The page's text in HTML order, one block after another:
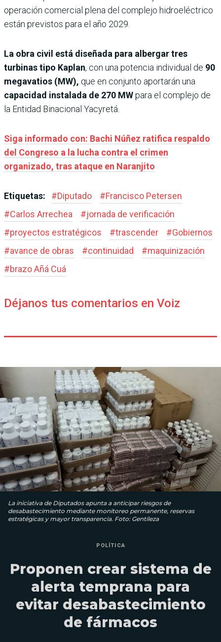
operación comercial plena del complejo hidroeléctrico
están previstos para el año 2029.
La obra civil está diseñada para albergar tres
turbinas tipo Kaplan, con una potencia individual de 90
megavatios (MW), que en conjunto aportarán una
capacidad instalada de 270 MWpara el complejo de
la Entidad Binacional Yacyretá.
Siga informado con: Bachi Núñez ratifica respaldo
del Congreso a la lucha contra el crimen
organizado, tras ataque en Naranjito
Etiquetas: #Diputado #Francisco Petersen
#Carlos Arrechea #jornada de verificación
#proyectos estratégicos #trascender #Gobiernos
#avance de obras #continuidad #maquinización
#brazo Añá Cuá
Déjanos tus comentarios en Voiz
La iniciativa de Diputados apunta a anticipar riesgos de
desabastecimiento mediante monitoreo permanente, reservas
estratégicas y mayor transparencia. Foto: Gentileza
POLÍTICA
Proponen crear sistema de
alerta temprana para
evitar desabastecimiento
de fármacos